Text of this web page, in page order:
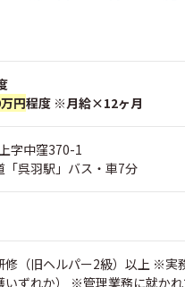
円程度 ※月給×12ヶ月
字中窪370-1
「呉羽駅」バス・車7分
（旧ヘルパー2級）以上 ※実
いずれか） ※管理業務に就か